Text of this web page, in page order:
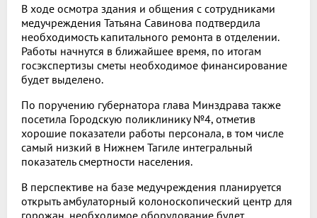
В ходе осмотра здания и общения с сотрудниками
медучреждения Татьяна Савинова подтвердила
необходимость капитального ремонта в отделении.
Работы начнутся в ближайшее время, по итогам
госэкспертизы сметы необходимое финансирование
будет выделено.
По поручению губернатора глава Минздрава также
посетила Городскую поликлинику №4, отметив
хорошие показатели работы персонала, в том числе
самый низкий в Нижнем Тагиле интегральный
показатель смертности населения.
В перспективе на базе медучреждения планируется
открыть амбулаторный колоноскопический центр для
горожан, необходимое оборудование будет